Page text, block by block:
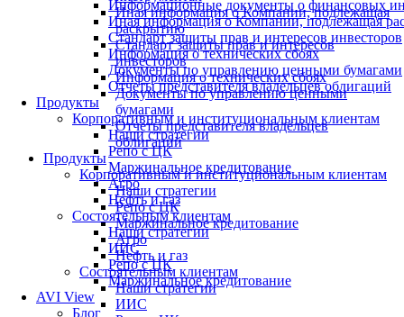
Информационные документы о финансовых
Иная информация о Компании, подлежащая
Стандарт защиты прав и интересов инвесторов
Информация о технических сбоях
Документы по управлению ценными бумагами
Отчеты представителя владельцев облигаций
Продукты
Корпоративным и институциональным клиентам
Наши стратегии
Репо с ЦК
Маржинальное кредитование
Агро
Нефть и газ
Состоятельным клиентам
Наши стратегии
ИИС
Репо с ЦК
Маржинальное кредитование
AVI View
Блог
Иная информация о Компании, подлежащая
раскрытию
Стандарт защиты прав и интересов
инвесторов
Информация о технических сбоях
Документы по управлению ценными
бумагами
Отчеты представителя владельцев
облигаций
Продукты
Корпоративным и институциональным клиентам
Наши стратегии
Репо с ЦК
Маржинальное кредитование
Агро
Нефть и газ
Состоятельным клиентам
Наши стратегии
ИИС